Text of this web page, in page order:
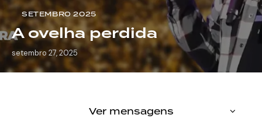
SETEMBRO 2025
A ovelha perdida
setembro 27, 2025
Ver mensagens